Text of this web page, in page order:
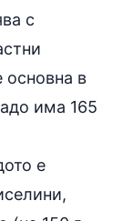
с
основна в
има 165
е